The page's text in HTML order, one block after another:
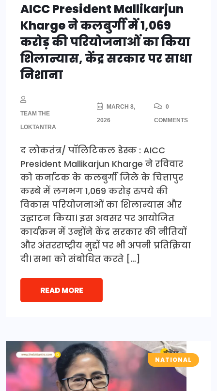
AICC President Mallikarjun
Kharge ने कलबुर्गी में 1,069
करोड़ की परियोजनाओं का किया
शिलान्यास, केंद्र सरकार पर साधा
निशाना
TEAM THE
LOKTANTRA
MARCH 8,
2026
0
COMMENTS
द लोकतंत्र/ पॉलिटिकल डेस्क : AICC
President Mallikarjun Kharge ने रविवार
को कर्नाटक के कलबुर्गी जिले के चित्तापुर
कस्बे में लगभग 1,069 करोड़ रुपये की
विकास परियोजनाओं का शिलान्यास और
उद्घाटन किया। इस अवसर पर आयोजित
कार्यक्रम में उन्होंने केंद्र सरकार की नीतियों
और अंतरराष्ट्रीय मुद्दों पर भी अपनी प्रतिक्रिया
दी। सभा को संबोधित करते […]
READ MORE
NATIONAL